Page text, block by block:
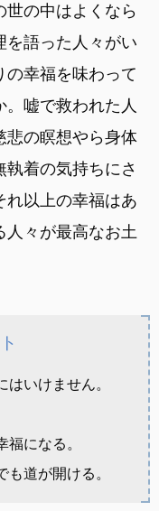
の中はよくなら
を語った人々がい
の幸福を味わって
嘘で救われた人
悲の瞑想やら身体
着の気持ちにさ
れ以上の幸福はあ
人々が最高なお土
いけません。
になる。
道が開ける。